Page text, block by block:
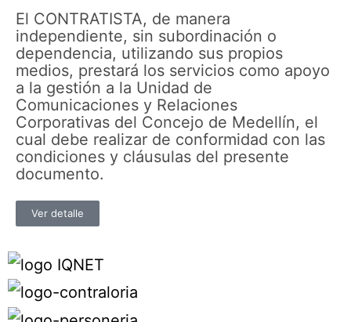
El CONTRATISTA, de manera
independiente, sin subordinación o
dependencia, utilizando sus propios
medios, prestará los servicios como apoyo
a la gestión a la Unidad de
Comunicaciones y Relaciones
Corporativas del Concejo de Medellín, el
cual debe realizar de conformidad con las
condiciones y cláusulas del presente
documento.
Ver detalle